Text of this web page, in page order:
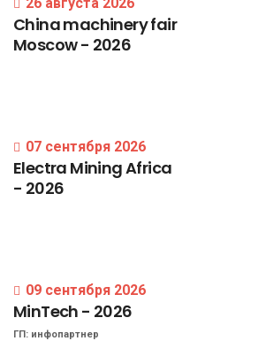
Chinamachineryfair
Moscow- 2026
07 сентября 2026
Electra MiningAfrica
- 2026
09 сентября 2026
MinTech - 2026
ГП: инфопартнер